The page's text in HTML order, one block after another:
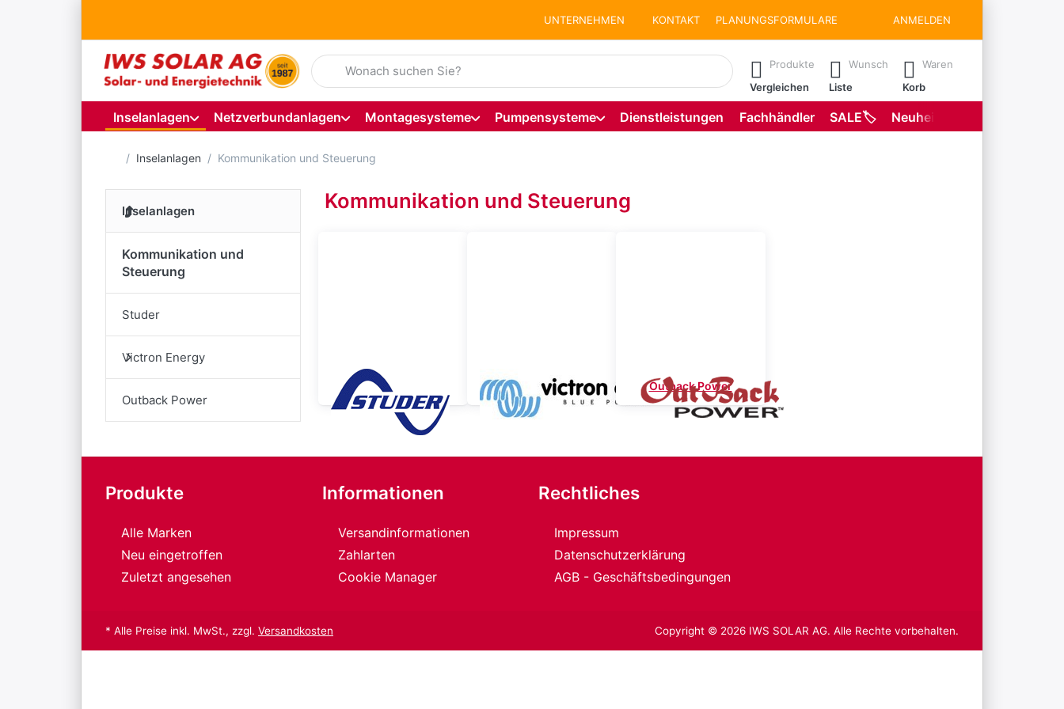
UNTERNEHMEN KONTAKT PLANUNGSFORMULARE ANMELDEN
Geben Sie einen Suchbegriff ein. Während Sie tippen, erscheinen automatisch erste Ergebnisse. Drücken Sie die Eingabetaste, um
Produkte
Vergleichen
Wunsch
Liste
Waren
Korb
Inselanlagen Netzverbundanlagen Montagesysteme Pumpensysteme Dienstleistungen Fachhändler SALE🏷️ Neuheiten
Startseite
Inselanlagen Kommunikation und Steuerung
Inselanlagen
Kommunikation und
Steuerung
Studer
Victron Energy
Outback Power
Kommunikation und Steuerung
Studer Victron Energy Outback Power
Produkte
Alle Marken
Neu eingetroffen
Zuletzt angesehen
Informationen
Versandinformationen
Zahlarten
Cookie Manager
Rechtliches
Impressum
Datenschutzerklärung
AGB - Geschäftsbedingungen
* Alle Preise inkl. MwSt., zzgl. Versandkosten Copyright © 2026 IWS SOLAR AG. Alle Rechte vorbehalten.